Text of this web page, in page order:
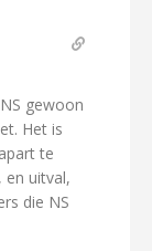
gewoon
Het is
te
en uitval,
die NS